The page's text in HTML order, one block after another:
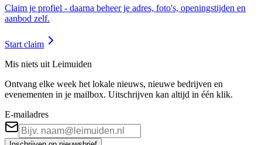
Claim je profiel - daarna beheer je adres, foto's, openingstijden en
aanbod zelf.
Start claim
Mis niets uit Leimuiden
Ontvang elke week het lokale nieuws, nieuwe bedrijven en
evenementen in je mailbox. Uitschrijven kan altijd in één klik.
E-mailadres